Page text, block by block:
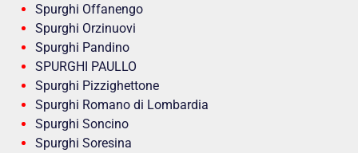
Spurghi Offanengo
Spurghi Orzinuovi
Spurghi Pandino
SPURGHI PAULLO
Spurghi Pizzighettone
Spurghi Romano di Lombardia
Spurghi Soncino
Spurghi Soresina